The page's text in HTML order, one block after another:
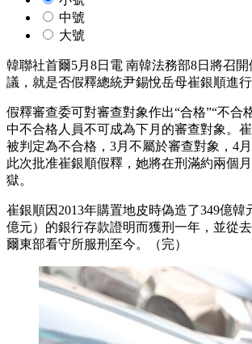
中號
大號
韓聯社首爾5月8日電 南韓法務部8日將召
議，就是否假釋總統尹錫悅岳母崔銀順進行
假釋審查委可對審查對象作出“合格”“不合
中不合格人員不可成為下月的審查對象。
被判定為不合格，3月不屬於審查對象，4
此次批准崔銀順假釋，她將在刑滿約兩個
獄。
崔銀順因2013年購置地皮時偽造了349億韓
億元）的銀行存款證明而獲刑一年，並從
爾東部看守所服刑至今。（完）